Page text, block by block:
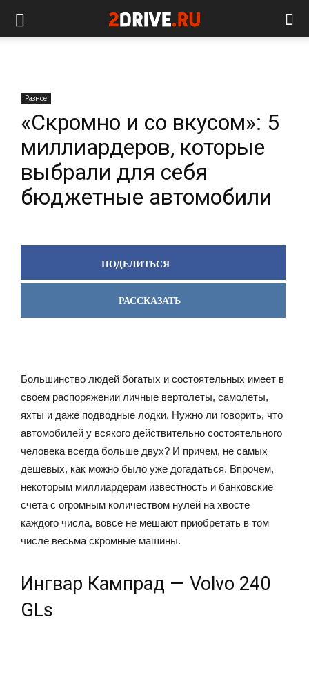
Разное
«Скромно и со вкусом»: 5
миллиардеров, которые
выбрали для себя
бюджетные автомобили
ПОДЕЛИТЬСЯ
РАССКАЗАТЬ
Большинство людей богатых и состоятельных имеет в
своем распоряжении личные вертолеты, самолеты,
яхты и даже подводные лодки. Нужно ли говорить, что
автомобилей у всякого действительно состоятельного
человека всегда больше двух? И причем, не самых
дешевых, как можно было уже догадаться. Впрочем,
некоторым миллиардерам известность и банковские
счета с огромным количеством нулей на хвосте
каждого числа, вовсе не мешают приобретать в том
числе весьма скромные машины.
Ингвар Кампрад — Volvo 240
GLs